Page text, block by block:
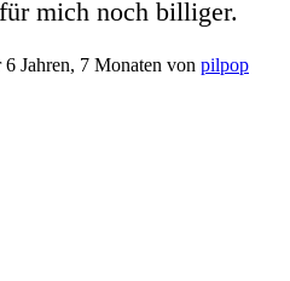
mich noch billiger.
Jahren, 7 Monaten von pilpop